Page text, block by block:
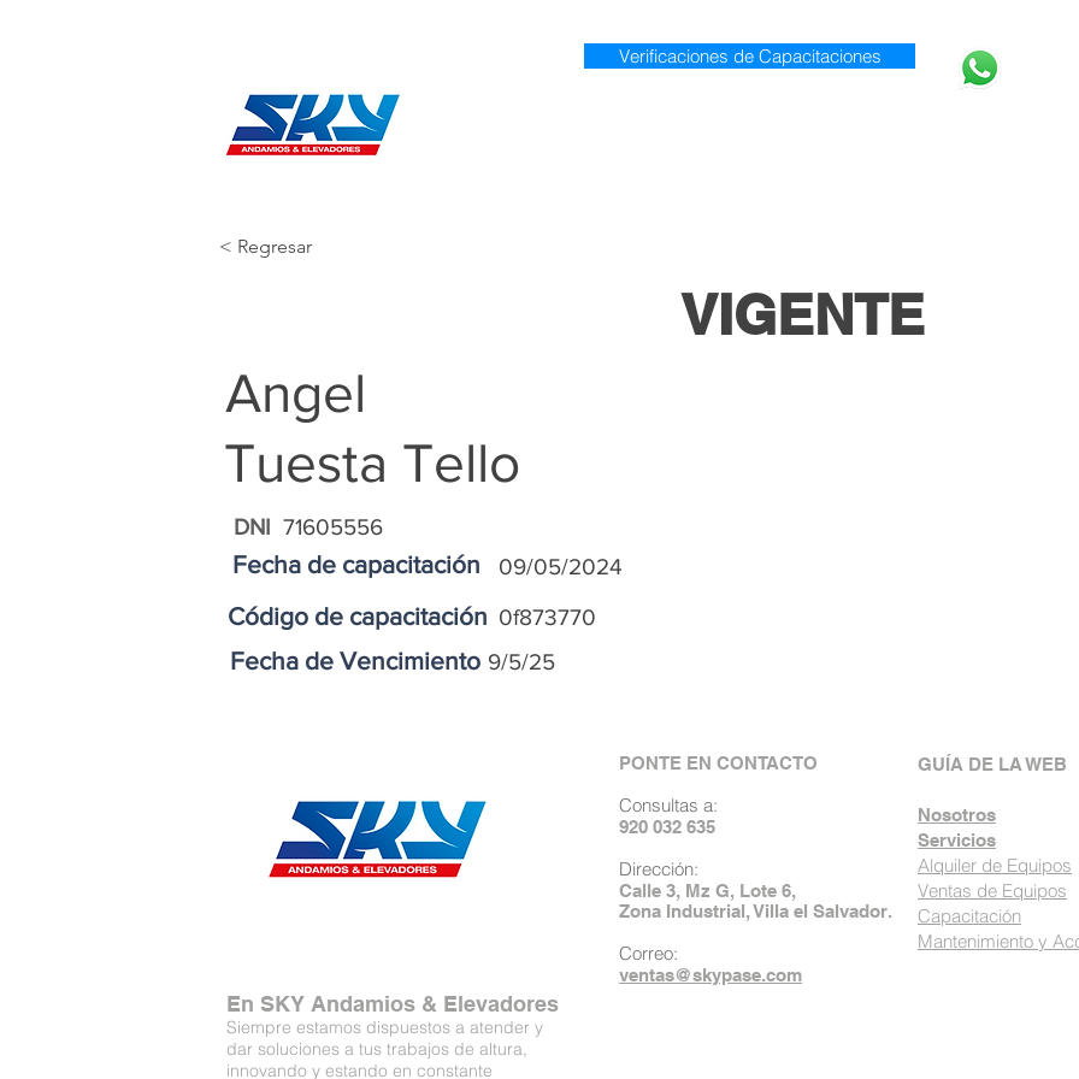
Verificaciones de Capacitaciones
< Regresar
VIGENTE
Angel
Tuesta Tello
DNI 71605556
Fecha de capacitación 09/05/2024
Código de capacitación 0f873770
9/5/25
Fecha de Vencimiento
PONTE EN CONTACTO
Consultas a:
920 032 635
Dirección:
Calle 3, Mz G, Lote 6,
Zona Industrial, Villa el Salvador.
Correo:
ventas@skypase.com
GUÍA DE LA WEB
Nosotros
Servicios
Alquiler de Equipos
Ventas de Equipos
Capacitación
Mantenimiento y
En SKY Andamios & Elevadores
Siempre estamos dispuestos a atender y
dar soluciones a tus trabajos de altura,
innovando y estando en constante